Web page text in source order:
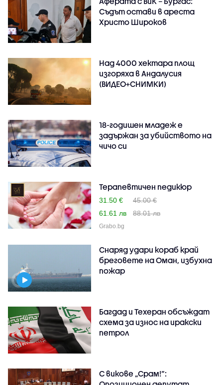
Съдът остави в ареста
Христо Широков
Над 4000 хектара площ
изгоряха в Андалусия
(ВИДЕО+СНИМКИ)
18-годишен младеж е
задържан за убийството на
чичо си
Терапевтичен педикюр
31.50 €
45.00 €
61.61 лв
88.01 лв
Grabo.bg
Снаряд удари кораб край
бреговете на Оман, избухна
пожар
Багдад и Техеран обсъждат
схема за износ на иракски
петрол
С викове „Срам!“: